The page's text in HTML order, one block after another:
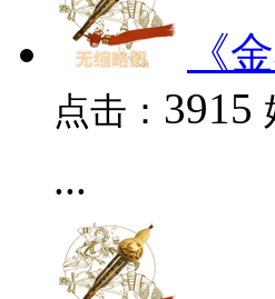
《
点击： 3915
...